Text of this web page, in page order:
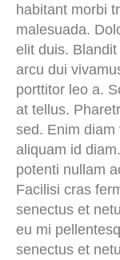
habitant morbi
malesuada.
elit duis.
arcu dui
porttitor leo a.
at tellus.
sed. Enim
aliquam id
potenti nullam
Facilisi cras
senectus et
eu mi
senectus et